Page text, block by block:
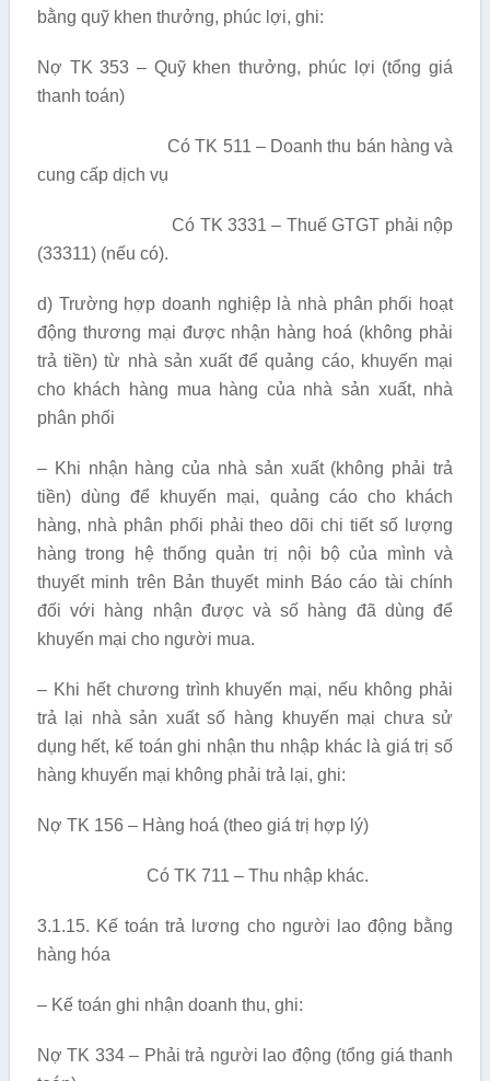
bằng quỹ khen thưởng, phúc lợi, ghi:
Nợ TK 353 – Quỹ khen thưởng, phúc lợi (tổng giá
thanh toán)
Có TK 511 – Doanh thu bán hàng và
cung cấp dịch vụ
Có TK 3331 – Thuế GTGT phải nộp
(33311) (nếu có).
d) Trường hợp doanh nghiệp là nhà phân phối hoạt
động thương mại được nhận hàng hoá (không phải
trả tiền) từ nhà sản xuất để quảng cáo, khuyến mại
cho khách hàng mua hàng của nhà sản xuất, nhà
phân phối
– Khi nhận hàng của nhà sản xuất (không phải trả
tiền) dùng để khuyến mại, quảng cáo cho khách
hàng, nhà phân phối phải theo dõi chi tiết số lượng
hàng trong hệ thống quản trị nội bộ của mình và
thuyết minh trên Bản thuyết minh Báo cáo tài chính
đối với hàng nhận được và số hàng đã dùng để
khuyến mại cho người mua.
– Khi hết chương trình khuyến mại, nếu không phải
trả lại nhà sản xuất số hàng khuyến mại chưa sử
dụng hết, kế toán ghi nhận thu nhập khác là giá trị số
hàng khuyến mại không phải trả lại, ghi:
Nợ TK 156 – Hàng hoá (theo giá trị hợp lý)
Có TK 711 – Thu nhập khác.
3.1.15. Kế toán trả lương cho người lao động bằng
hàng hóa
– Kế toán ghi nhận doanh thu, ghi:
Nợ TK 334 – Phải trả người lao động (tổng giá thanh